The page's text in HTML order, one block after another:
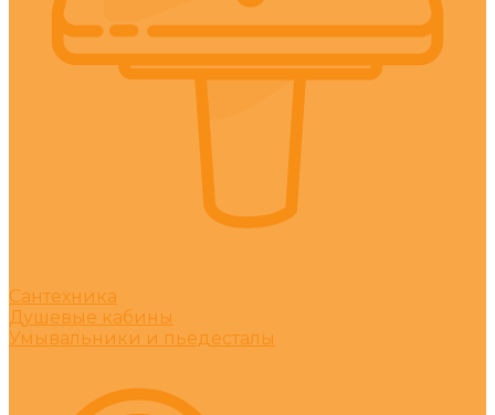
Сантехника
Душевые кабины
Умывальники и пьедесталы